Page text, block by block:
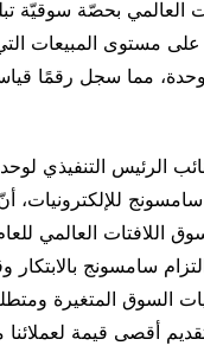
على مستوى المبيعات
مليون وحدة، مما سجل رقمًا
الرئيس التنفيذي
للإلكترونيات،
اللافتات العالمي
سامسونج بالابتكار
السوق المتغيرة
أقصى قيمة لعملائنا